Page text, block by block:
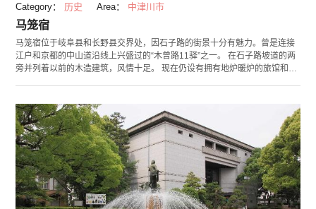
Category： 历史 Area： 中津川市
马笼宿
马笼宿位于岐阜县和长野县交界处，因石子路的街景十分有魅力。曾是连接
江户和京都的中山道沿线上兴盛过的“木曾路11驿”之一。 在石子路坡道的两
旁并列着以前的木造建筑，风情十足。 现在仍设有拥有地炉暖炉的旅馆和可
记念馆”对外开放，里面展示有文豪执笔的小说作品的原稿等多数珍贵资料。
旅途疲劳时，您可以在有历史感的餐厅里品尝名小吃五平饼和丸子。 越过马
笼峰至旁边的妻笼宿，途径的旧中山道上修建了自然游览步行道。以以前旅
行者的心情在其中漫步一番如何呢。